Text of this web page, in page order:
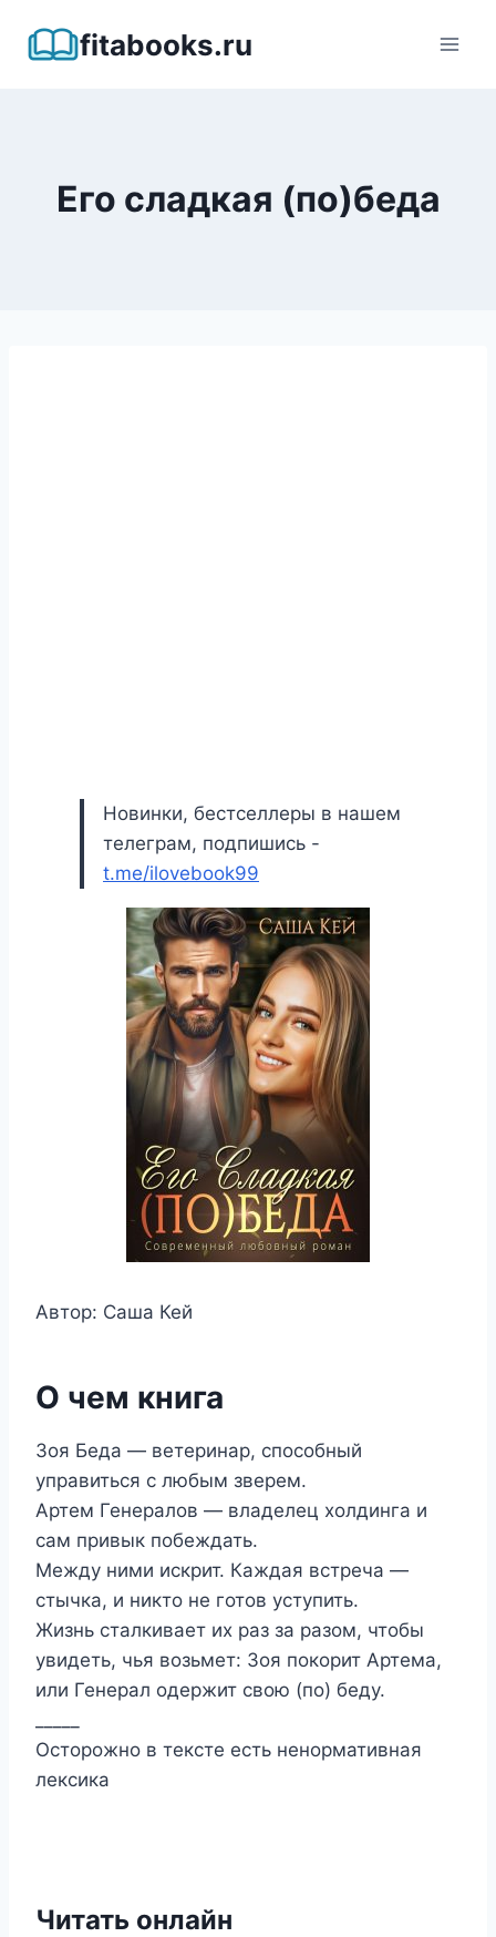
fitabooks.ru
Его сладкая (по)беда
Новинки, бестселлеры в нашем
телеграм, подпишись -
t.me/ilovebook99
Автор: Саша Кей
О чем книга
Зоя Беда — ветеринар, способный
управиться с любым зверем.
Артем Генералов — владелец холдинга и
сам привык побеждать.
Между ними искрит. Каждая встреча —
стычка, и никто не готов уступить.
Жизнь сталкивает их раз за разом, чтобы
увидеть, чья возьмет: Зоя покорит Артема,
или Генерал одержит свою (по) беду.
Осторожно в тексте есть ненормативная
лексика
Читать онлайн